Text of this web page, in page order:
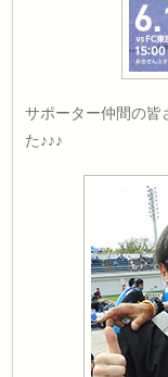
サポーター仲間の皆
た♪♪♪